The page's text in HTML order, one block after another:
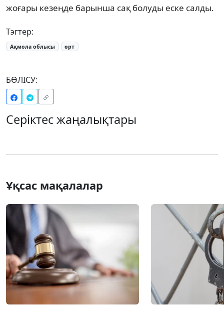
жоғары кезеңде барынша сақ болуды еске салды.
Тэгтер:
Ақмола облысы өрт
БӨЛІСУ:
Серіктес жаңалықтары
Ұқсас мақалалар